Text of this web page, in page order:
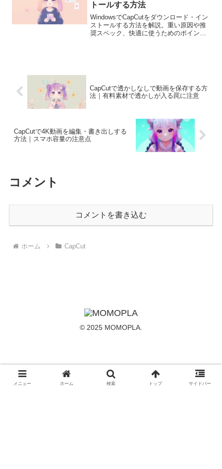
トールする方法
WindowsでCapCutをダウンロード・イン
ストールする方法を解説。重い原因や推
奨スペック、快適に使うためのポイント
CapCutで透かしなしで動画を保存する方
法｜有料素材で透かしが入る罠に注意
CapCutで4K動画を編集・書き出しする
方法｜スマホ容量の注意点
コメント
コメントを書き込む
ホーム CapCut
© 2025 MOMOPLA.
メニュー ホーム 検索 トップ サイドバー